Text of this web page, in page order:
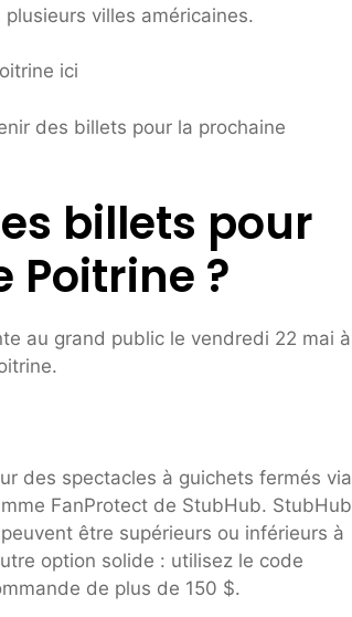
villes américaines.
ici
des billets pour la prochaine
billets pour
Poitrine ?
au grand public le vendredi 22 mai à
des spectacles à guichets fermés via
FanProtect de StubHub. StubHub
être supérieurs ou inférieurs à
option solide : utilisez le code
de plus de 150 $.